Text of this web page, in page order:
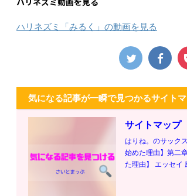
ハリネズミ「みるく」の動画を見る
気になる記事が一瞬で見つかるサイト
サイトマップ
はりね。のサック
始めた理由】第二
た理由】 エッセイ